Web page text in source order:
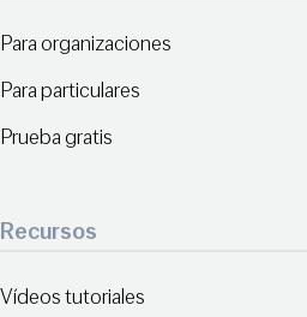
Para organizaciones
Para particulares
Prueba gratis
Recursos
Vídeos tutoriales